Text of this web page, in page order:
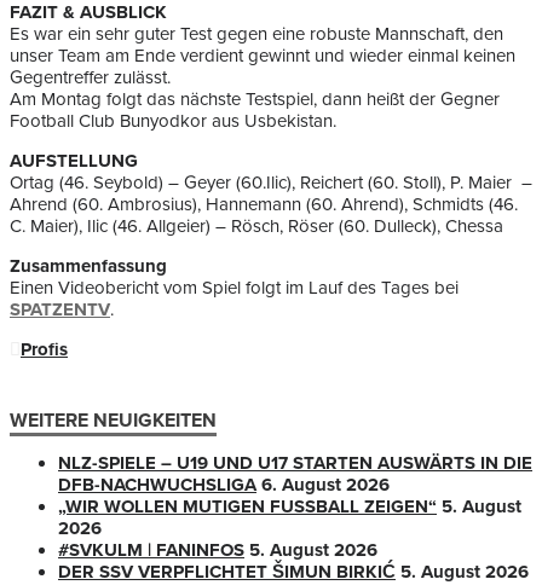
FAZIT & AUSBLICK
Es war ein sehr guter Test gegen eine robuste Mannschaft, den
unser Team am Ende verdient gewinnt und wieder einmal keinen
Gegentreffer zulässt.
Am Montag folgt das nächste Testspiel, dann heißt der Gegner
Football Club Bunyodkor aus Usbekistan.
AUFSTELLUNG
Ortag (46. Seybold) – Geyer (60.Ilic), Reichert (60. Stoll), P. Maier –
Ahrend (60. Ambrosius), Hannemann (60. Ahrend), Schmidts (46.
C. Maier), Ilic (46. Allgeier) – Rösch, Röser (60. Dulleck), Chessa
Zusammenfassung
Einen Videobericht vom Spiel folgt im Lauf des Tages bei
SPATZENTV.
Profis
WEITERE NEUIGKEITEN
NLZ-SPIELE – U19 UND U17 STARTEN AUSWÄRTS IN DIE
DFB-NACHWUCHSLIGA 6. August 2026
„WIR WOLLEN MUTIGEN FUSSBALL ZEIGEN“
5. August
2026
#SVKULM | FANINFOS 5. August 2026
DER SSV VERPFLICHTET ŠIMUN BIRKIĆ 5. August 2026